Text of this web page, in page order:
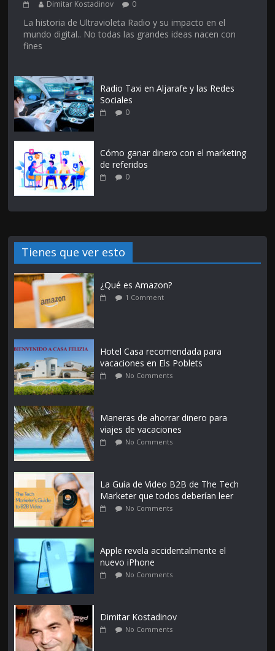
Dimitar Kostadinov 0
La historia de Ultravioleta Radio y su impacto en el
mundo digital.. No todas las grandes ideas nacen con
fines
Radio Taxi en Aljarafe y las Redes
Sociales
0
Cómo ganar dinero con el marketing
de referidos
0
Tienes que ver esto
¿Qué es Amazon?
1 Comment
Hotel Casa recomendada para
vacaciones en Els Poblets
No Comments
Maneras de ahorrar dinero para
viajes de vacaciones
No Comments
La Guía de Video B2B de The Tech
Marketer que todos deberían leer
No Comments
Apple revela accidentalmente el
nuevo iPhone
No Comments
Dimitar Kostadinov
No Comments